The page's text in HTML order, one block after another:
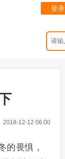
登录
2018-12-12 06:00
的畏惧，